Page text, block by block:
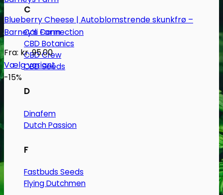
C
Cali Connection
CBD Botanics
CBD Crew
CBD Seeds
D
Dinafem
Dutch Passion
F
Fastbuds Seeds
Flying Dutchmen
Blueberry Cheese | Autoblomstrende skunkfrø –
Barney’s Farm
Fra: kr.95.00
Vælg variant
Dette
varianter.
vælges
varesiden
-15%